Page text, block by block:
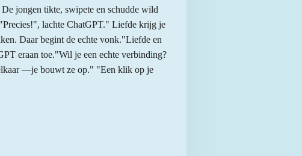
jongen tikte, swipete en schudde wild
lachte ChatGPT." Liefde krijg je
Daar begint de echte vonk."Liefde en
eraan toe."Wil je een echte verbinding?
—je bouwt ze op." "Een klik op je